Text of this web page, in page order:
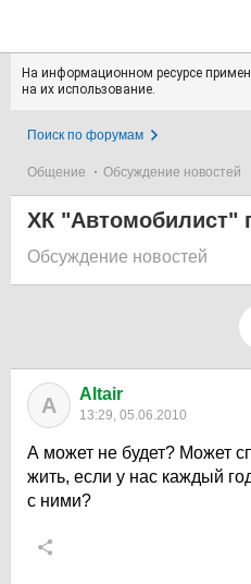
На информационном ресурсе
на их использование.
Поиск по форумам
Общение Обсуждение новостей
ХК "Автомобилист"
Обсуждение новостей
A Altair
13:29, 05.06.2010
А может не будет? Может
жить, если у нас каждый
с ними?